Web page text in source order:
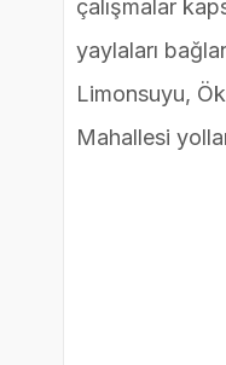
çalışmalar
yaylaları
Limonsuyu,
Mahallesi